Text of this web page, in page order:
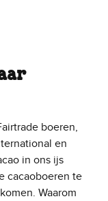
boeren,
en
in ons ijs
cacaoboeren te
Waarom